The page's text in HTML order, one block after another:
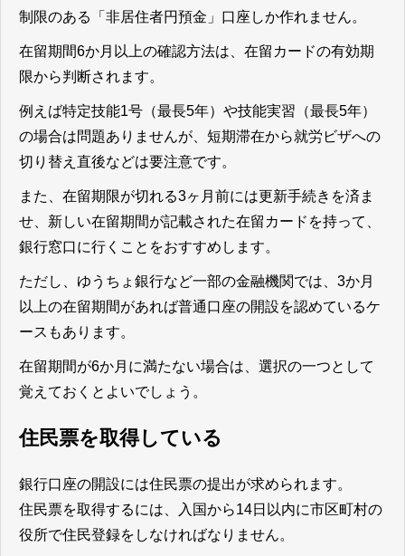
制限のある「非居住者円預金」口座しか作れません。
在留期間6か月以上の確認方法は、在留カードの有効期
限から判断されます。
例えば特定技能1号（最長5年）や技能実習（最長5年）
の場合は問題ありませんが、短期滞在から就労ビザへの
切り替え直後などは要注意です。
また、在留期限が切れる3ヶ月前には更新手続きを済ま
せ、新しい在留期間が記載された在留カードを持って、
銀行窓口に行くことをおすすめします。
ただし、ゆうちょ銀行など一部の金融機関では、3か月
以上の在留期間があれば普通口座の開設を認めているケ
ースもあります。
在留期間が6か月に満たない場合は、選択の一つとして
覚えておくとよいでしょう。
住民票を取得している
銀行口座の開設には住民票の提出が求められます。
住民票を取得するには、入国から14日以内に市区町村の
役所で住民登録をしなければなりません。